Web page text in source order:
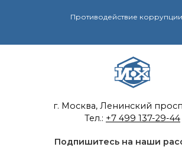
Противодействие коррупции
г. Москва, Ленинский
Тел.: +7 499 137-29-44
Подпишитесь на наши